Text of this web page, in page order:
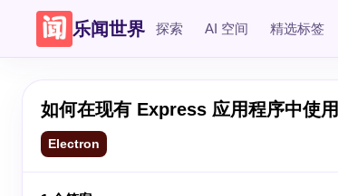
乐闻世界 探索 AI 空间 精选标签
如何在现有 Express 应用程序中使
Electron